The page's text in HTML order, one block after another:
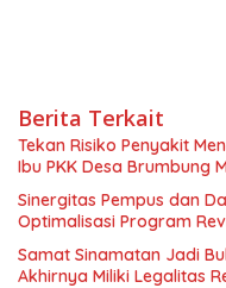
Berita Terkait
Tekan Risiko Penyakit
Ibu PKK Desa Brumbung
Sinergitas Pempus dan
Optimalisasi Program
Samat Sinamatan Jadi
Akhirnya Miliki Legalitas